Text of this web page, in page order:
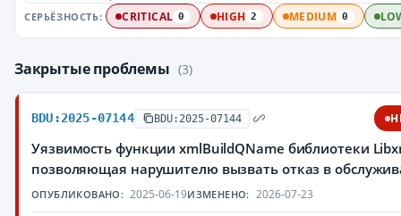
СЕРЬЁЗНОСТЬ: CRITICAL 0 HIGH 2 MEDIUM 0
Закрытые проблемы (3)
BDU:2025-07144 BDU:2025-07144
Уязвимость функции xmlBuildQName библиотеки
позволяющая нарушителю вызвать отказ в
ОПУБЛИКОВАНО: 2025-06-19ИЗМЕНЕНО: 2026-07-23